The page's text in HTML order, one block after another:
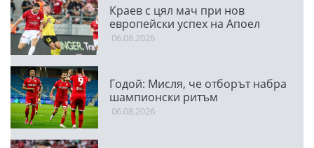
Краев с цял мач при нов
европейски успех на Апоел
06.08.2026
Годой: Мисля, че отборът набра
шампионски ритъм
06.08.2026